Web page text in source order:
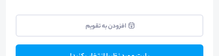
افزودن به تقویم